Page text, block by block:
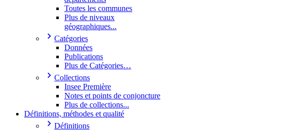
Toutes les communes
Plus de niveaux
géographiques...
Catégories
Données
Publications
Plus de Catégories…
Collections
Insee Première
Notes et points de conjoncture
Plus de collections...
Définitions, méthodes et qualité
Définitions